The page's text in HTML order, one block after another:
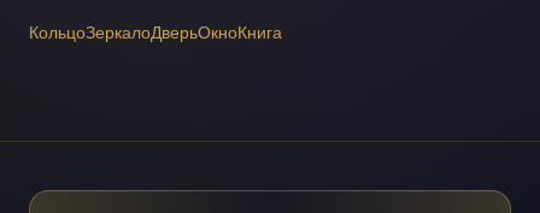
КольцоЗеркалоДверьОкноКнига